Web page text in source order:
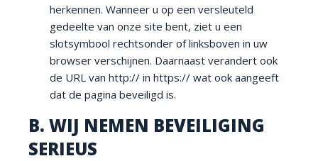
herkennen. Wanneer u op een versleuteld
gedeelte van onze site bent, ziet u een
slotsymbool rechtsonder of linksboven in uw
browser verschijnen. Daarnaast verandert ook
de URL van http:// in https:// wat ook aangeeft
dat de pagina beveiligd is.
B. WIJ NEMEN BEVEILIGING
SERIEUS